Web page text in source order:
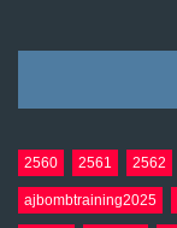
2560 2561 2562
ajbombtraining2025